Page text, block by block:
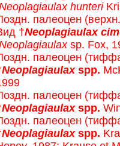
hunteri
палеоцен
†Neoplagiaulax
sp. Fox,
палеоцен
Neoplagiaulaxsрр.
палеоцен
Neoplagiaulaxsрр.
палеоцен
Neoplagiaulaxsрр.